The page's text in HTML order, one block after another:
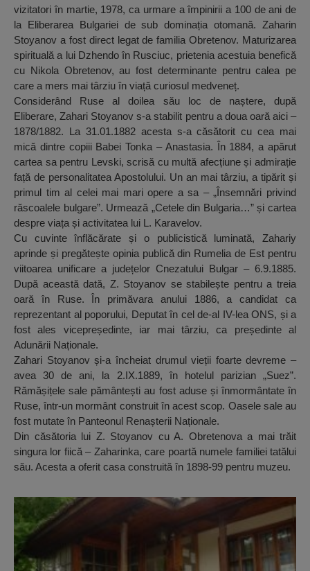
vizitatori în martie, 1978, ca urmare a împinirii a 100 de ani de
la Eliberarea Bulgariei de sub dominația otomană. Zaharin
Stoyanov a fost direct legat de familia Obretenov. Maturizarea
spirituală a lui Dzhendo în Rusciuc, prietenia acestuia benefică
cu Nikola Obretenov, au fost determinante pentru calea pe
care a mers mai târziu în viață curiosul medveneț.
Considerând Ruse al doilea său loc de naștere, după
Eliberare, Zahari Stoyanov s-a stabilit pentru a doua oară aici –
1878/1882. La 31.01.1882 acesta s-a căsătorit cu cea mai
mică dintre copiii Babei Tonka – Anastasia. În 1884, a apărut
cartea sa pentru Levski, scrisă cu multă afecțiune și admirație
față de personalitatea Apostolului. Un an mai târziu, a tipărit și
primul tim al celei mai mari opere a sa – „Însemnări privind
răscoalele bulgare”. Urmează „Cetele din Bulgaria…” și cartea
despre viața și activitatea lui L. Karavelov.
Cu cuvinte înflăcărate și o publicistică luminată, Zahariy
aprinde și pregătește opinia publică din Rumelia de Est pentru
viitoarea unificare a județelor Cnezatului Bulgar – 6.9.1885.
După această dată, Z. Stoyanov se stabilește pentru a treia
oară în Ruse. În primăvara anului 1886, a candidat ca
reprezentant al poporului, Deputat în cel de-al IV-lea ONS, și a
fost ales vicepreședinte, iar mai târziu, ca președinte al
Adunării Naționale.
Zahari Stoyanov și-a încheiat drumul vieții foarte devreme –
avea 30 de ani, la 2.IX.1889, în hotelul parizian „Suez”.
Rămășițele sale pământești au fost aduse și înmormântate în
Ruse, într-un mormânt construit în acest scop. Oasele sale au
fost mutate în Panteonul Renașterii Naționale.
Din căsătoria lui Z. Stoyanov cu A. Obretenova a mai trăit
singura lor fiică – Zaharinka, care poartă numele familiei tatălui
său. Acesta a oferit casa construită în 1898-99 pentru muzeu.